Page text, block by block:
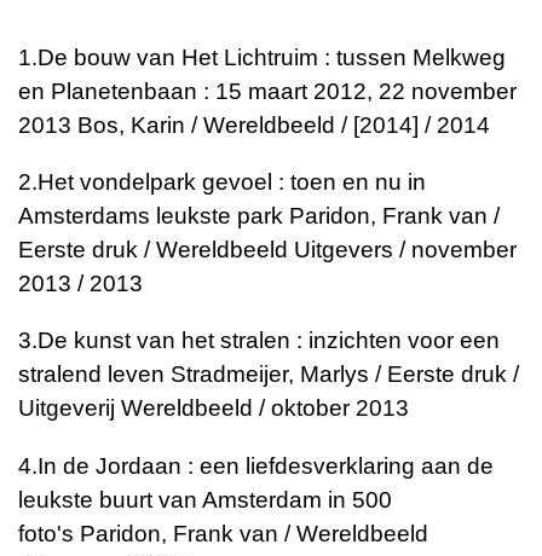
1.De bouw van Het Lichtruim : tussen Melkweg
en Planetenbaan : 15 maart 2012, 22 november
2013 Bos, Karin / Wereldbeeld / [2014] / 2014
2.Het vondelpark gevoel : toen en nu in
Amsterdams leukste park Paridon, Frank van /
Eerste druk / Wereldbeeld Uitgevers / november
2013 / 2013
3.De kunst van het stralen : inzichten voor een
stralend leven Stradmeijer, Marlys / Eerste druk /
Uitgeverij Wereldbeeld / oktober 2013
4.In de Jordaan : een liefdesverklaring aan de
leukste buurt van Amsterdam in 500
foto's Paridon, Frank van / Wereldbeeld